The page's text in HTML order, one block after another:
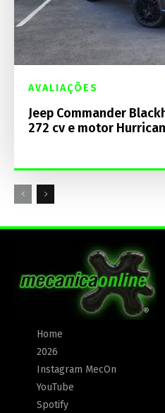
AVALIAÇÕES
Jeep Commander
272 cv e motor
Home
2026
Instagram MecOn
YouTube
Spotify